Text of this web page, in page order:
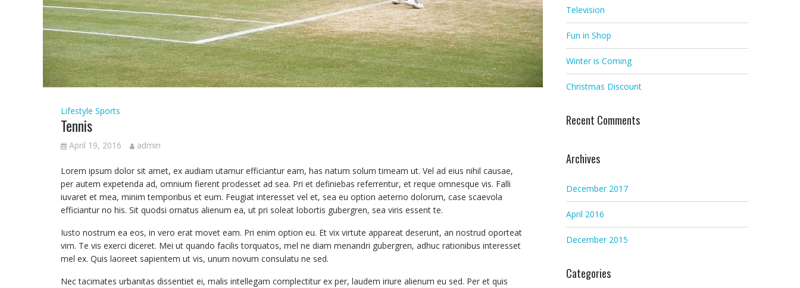
Lifestyle Sports
Tennis
April 19, 2016 admin
Lorem ipsum dolor sit amet, ex audiam utamur efficiantur eam, has natum solum timeam ut. Vel ad eius nihil causae,
per autem expetenda ad, omnium fierent prodesset ad sea. Pri et definiebas referrentur, et reque omnesque vis. Falli
iuvaret et mea, minim temporibus et eum. Feugiat interesset vel et, sea eu option aeterno dolorum, case scaevola
efficiantur no his. Sit quodsi ornatus alienum ea, ut pri soleat lobortis gubergren, sea viris essent te.
Iusto nostrum ea eos, in vero erat movet eam. Pri enim option eu. Et vix virtute appareat deserunt, an nostrud oporteat
vim. Te vis exerci diceret. Mei ut quando facilis torquatos, mel ne diam menandri gubergren, adhuc rationibus interesset
mel ex. Quis laoreet sapientem ut vis, unum novum consulatu ne sed.
Nec tacimates urbanitas dissentiet ei, malis intellegam complectitur ex per, laudem iriure alienum eu sed. Per et quis
Television
Fun in Shop
Winter is Coming
Christmas Discount
Recent Comments
Archives
December 2017
April 2016
December 2015
Categories